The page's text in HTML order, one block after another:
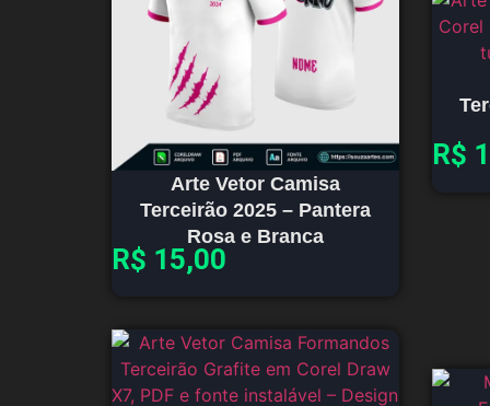
Arte Vetor Camisa
Terceirão 2025 – Pantera
Rosa e Branca
R$ 15,00
R$